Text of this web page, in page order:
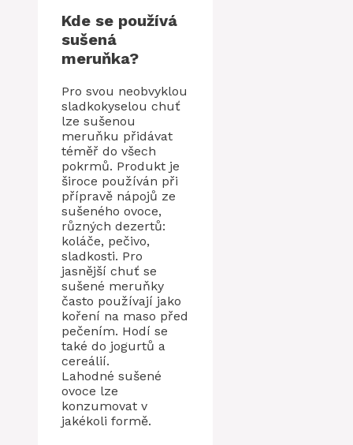
Kde se používá
sušená
meruňka?
Pro svou neobvyklou
sladkokyselou chuť
lze sušenou
meruňku přidávat
téměř do všech
pokrmů. Produkt je
široce používán při
přípravě nápojů ze
sušeného ovoce,
různých dezertů:
koláče, pečivo,
sladkosti. Pro
jasnější chuť se
sušené meruňky
často používají jako
koření na maso před
pečením. Hodí se
také do jogurtů a
cereálií.
Lahodné sušené
ovoce lze
konzumovat v
jakékoli formě.